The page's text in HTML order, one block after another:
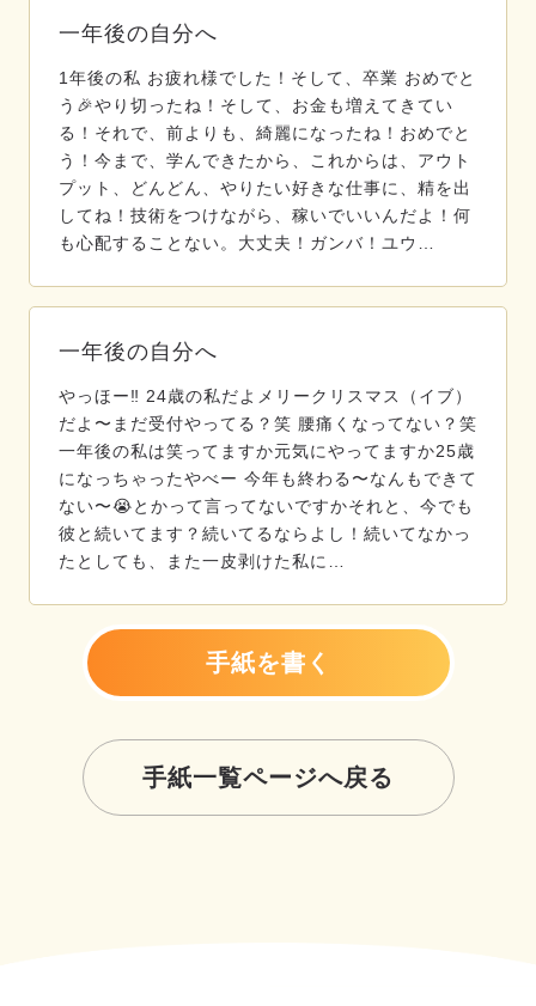
一年後の自分へ
1年後の私 お疲れ様でした！そして、卒業 おめでと
う🎉やり切ったね！そして、お金も増えてきてい
る！それで、前よりも、綺麗になったね！おめでと
う！今まで、学んできたから、これからは、アウト
プット、どんどん、やりたい好きな仕事に、精を出
してね！技術をつけながら、稼いでいいんだよ！何
も心配することない。大丈夫！ガンバ！ユウ…
一年後の自分へ
やっほー‼️ 24歳の私だよメリークリスマス（イブ）
だよ〜まだ受付やってる？笑 腰痛くなってない？笑
一年後の私は笑ってますか元気にやってますか25歳
になっちゃったやべー 今年も終わる〜なんもできて
ない〜😭とかって言ってないですかそれと、今でも
彼と続いてます？続いてるならよし！続いてなかっ
たとしても、また一皮剥けた私に…
手紙を書く
手紙一覧ページへ戻る